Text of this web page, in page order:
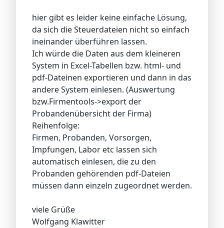
hier gibt es leider keine einfache Lösung,
da sich die Steuerdateien nicht so einfach
ineinander überführen lassen.
Ich würde die Daten aus dem kleineren
System in Excel-Tabellen bzw. html- und
pdf-Dateinen exportieren und dann in das
andere System einlesen. (Auswertung
bzw.Firmentools->export der
Probandenübersicht der Firma)
Reihenfolge:
Firmen, Probanden, Vorsorgen,
Impfungen, Labor etc lassen sich
automatisch einlesen, die zu den
Probanden gehörenden pdf-Dateien
müssen dann einzeln zugeordnet werden.
viele Grüße
Wolfgang Klawitter